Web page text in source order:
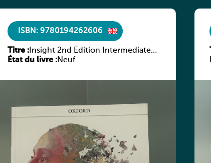
ISBN: 9780194262606
Titre : Insight 2nd Edition Intermediate
Workbook
État du livre :Neuf